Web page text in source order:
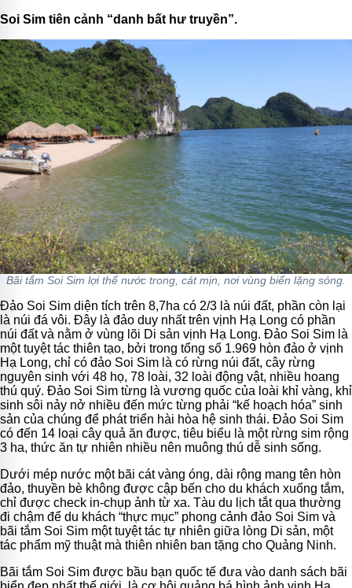
Soi Sim tiên cảnh “danh bất hư truyền”.
Bãi tắm Soi Sim lợi thế nước trong, cát mịn, nơi vùng biển lặng sóng.
Đảo Soi Sim diện tích trên 8,7ha có 2/3 là núi đất, phần còn lại
là núi đá vôi. Đây là đảo duy nhất trên vịnh Hạ Long có phần
núi đất và nằm ở vùng lõi Di sản vịnh Hạ Long. Đảo Soi Sim là
một tuyệt tác thiên tạo, bởi trong tổng số 1.969 hòn đảo ở vịnh
Hạ Long, chỉ có đảo Soi Sim là có rừng núi đất, cây rừng
nguyên sinh với 48 họ, 78 loài, 32 loài động vật, nhiều hoang
thú quý. Đảo Soi Sim từng là vương quốc của loài khỉ vàng, khỉ
sinh sôi nảy nở nhiều đến mức từng phải “kế hoạch hóa” sinh
sản của chúng để phát triển hài hòa hệ sinh thái. Đảo Soi Sim
có đến 14 loại cây quả ăn được, tiêu biểu là một rừng sim rộng
3 ha, thức ăn tự nhiên nhiều nên muông thú dễ sinh sống.
Dưới mép nước một bãi cát vàng óng, dài rộng mang tên hòn
đảo, thuyền bè không được cập bến cho du khách xuống tắm,
chỉ được check in-chụp ảnh từ xa. Tàu du lịch tắt qua thường
đi chậm để du khách “thực mục” phong cảnh đảo Soi Sim và
bãi tắm Soi Sim một tuyệt tác tự nhiên giữa lòng Di sản, một
tác phẩm mỹ thuật mà thiên nhiên ban tặng cho Quảng Ninh.
Bãi tắm Soi Sim được bầu bạn quốc tế đưa vào danh sách bãi